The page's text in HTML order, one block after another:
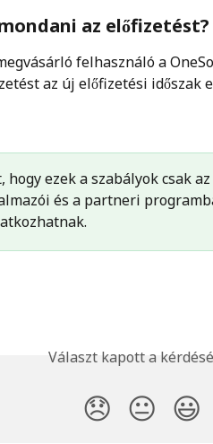
az előfizetést?
felhasználó a
az új előfizetési időszak
hogy ezek a szabályok csak
és a partneri
Választ kapott a
😞 😐 😃